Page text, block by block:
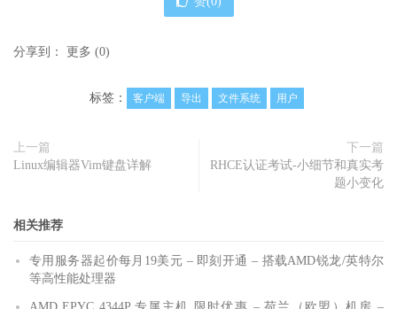
分享到： 更多 (0)
标签： 客户端 导出 文件系统 用户
上一篇
Linux编辑器Vim键盘详解
下一篇
RHCE认证考试-小细节和真实考
题小变化
相关推荐
专用服务器起价每月19美元 – 即刻开通 – 搭载AMD锐龙/英特尔
等高性能处理器